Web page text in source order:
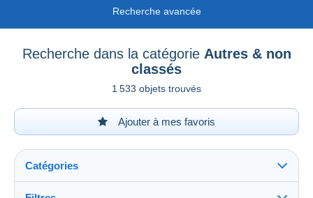
Recherche avancée
Recherche dans la catégorie Autres & non
classés
1 533 objets trouvés
Ajouter à mes favoris
Catégories